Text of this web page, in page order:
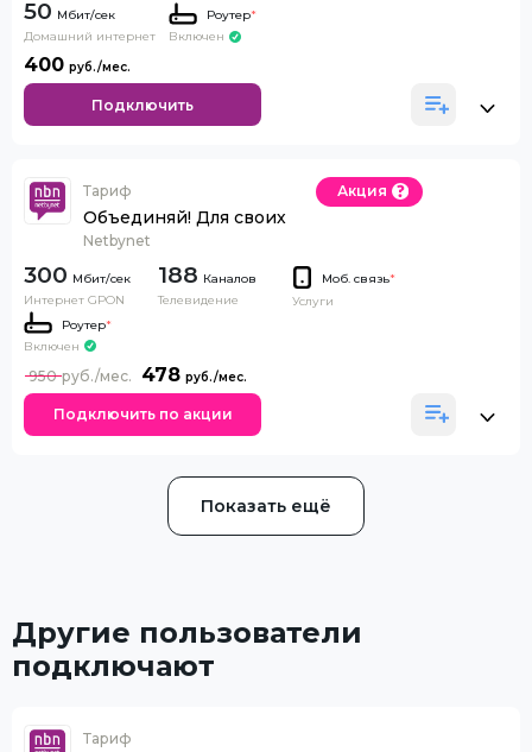
50
Домашний интернет
Роутер*
Включен
400
Подключить
Тариф
Объединяй! Для своих
Netbynet
Акция
300
Интернет GPON
188 Каналов
Телевидение
Моб. связь*
Услуги
Роутер*
Включен
478
950
Подключить по акции
Показать ещё
Другие пользователи
подключают
Тариф